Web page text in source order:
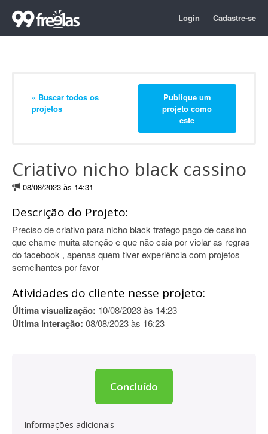
Login Cadastre-se
« Buscar todos os
projetos
Publique um
projeto como
este
Criativo nicho black cassino
08/08/2023 às 14:31
Descrição do Projeto:
Preciso de criativo para nicho black trafego pago de cassino
que chame muita atenção e que não caia por violar as regras
do facebook , apenas quem tiver experiência com projetos
semelhantes por favor
Atividades do cliente nesse projeto:
Última visualização: 10/08/2023 às 14:23
Última interação: 08/08/2023 às 16:23
Concluído
Informações adicionais